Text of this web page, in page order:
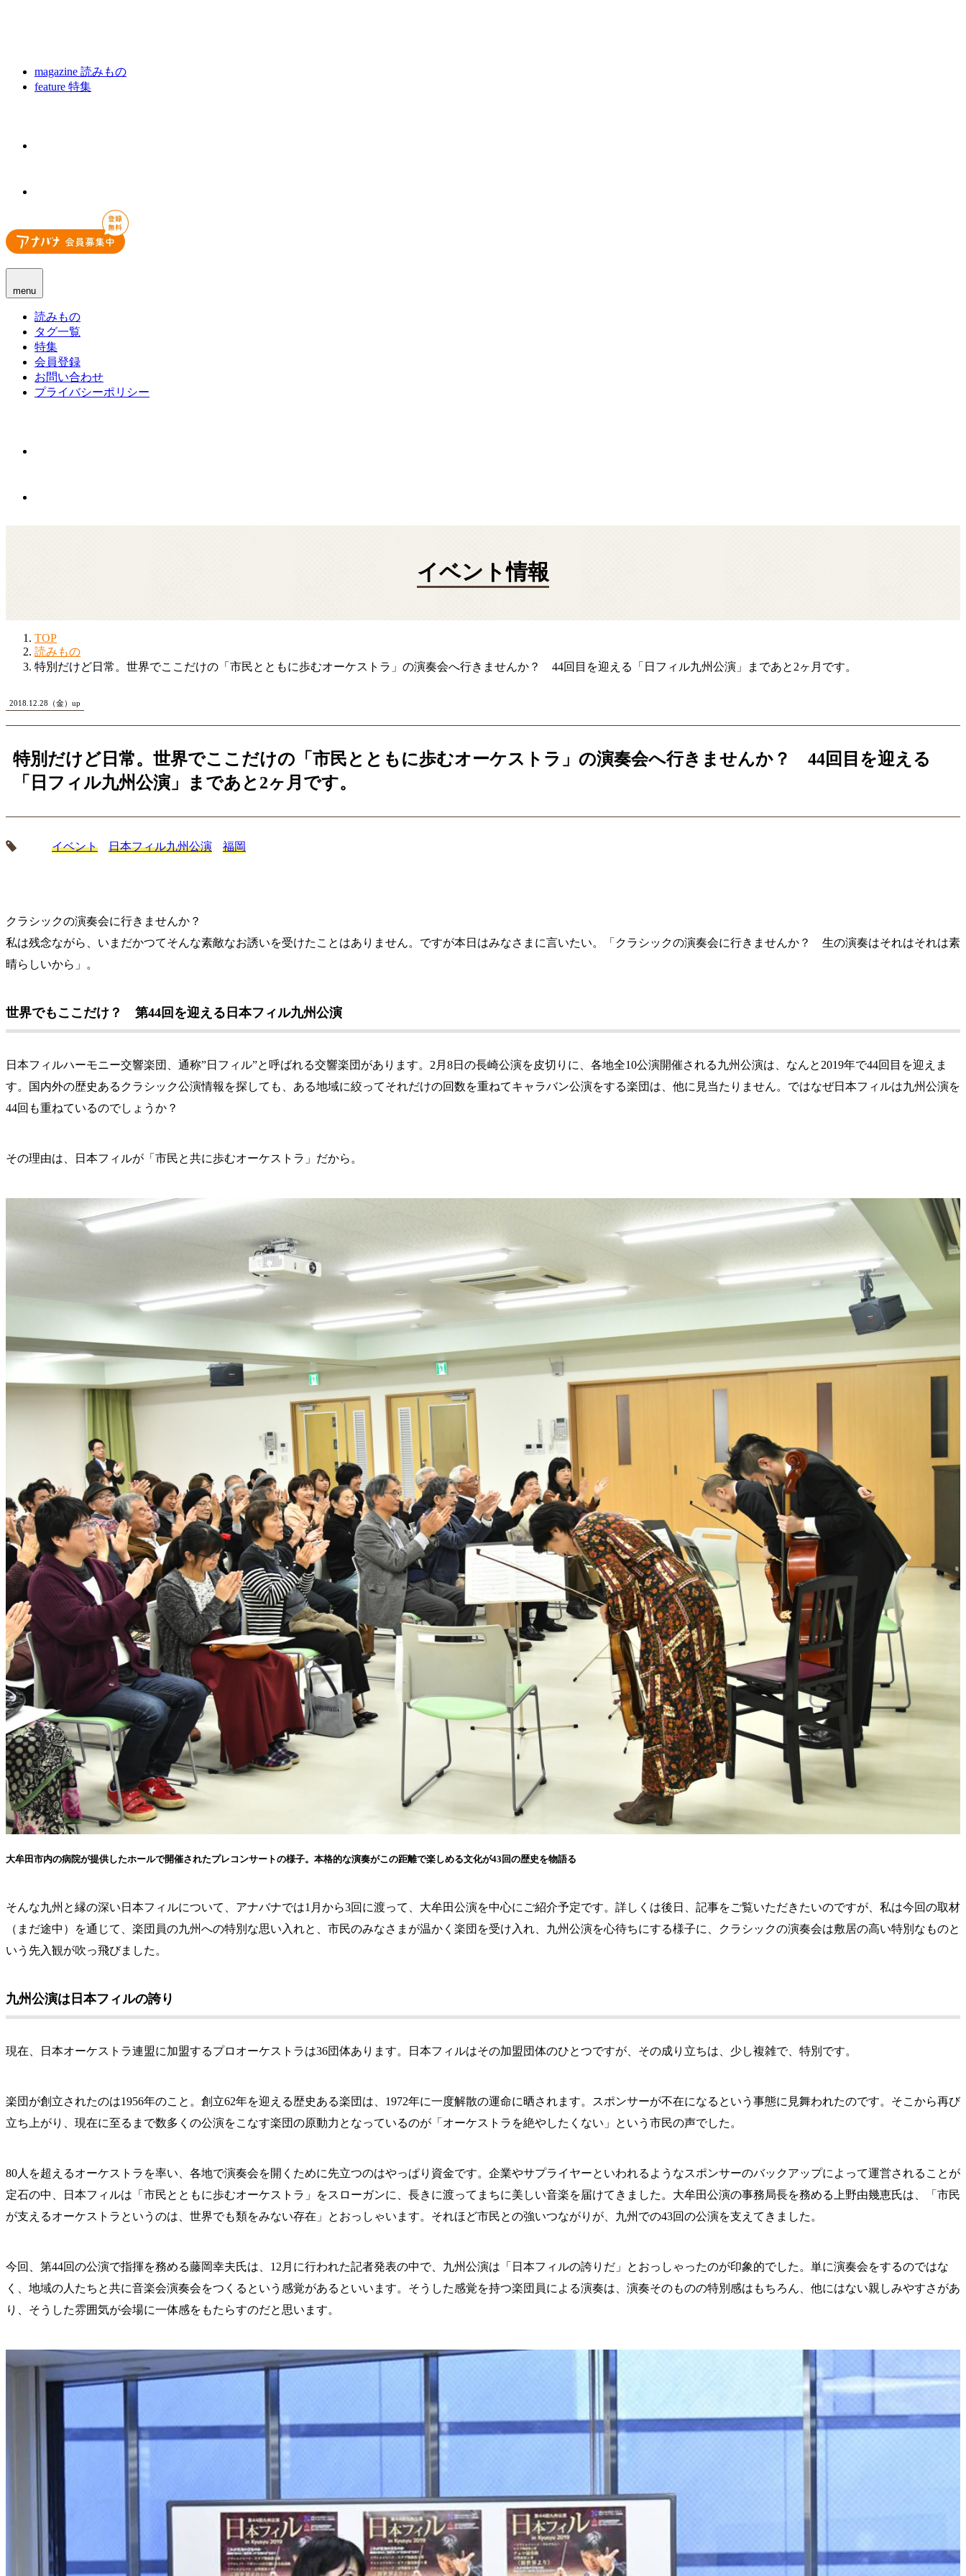
magazine 読みもの
feature 特集
menu
読みもの
タグ一覧
特集
会員登録
お問い合わせ
プライバシーポリシー
イベント情報
TOP
読みもの
特別だけど日常。世界でここだけの「市民とともに歩むオーケストラ」の演奏会へ行きませんか？ 44回目を迎える「日フィル九州公演」まであと2ヶ月です。
2018.12.28（金）up
特別だけど日常。世界でここだけの「市民とともに歩むオーケストラ」の演奏会へ行きませんか？ 44回目を迎える
「日フィル九州公演」まであと2ヶ月です。
イベント 日本フィル九州公演 福岡
クラシックの演奏会に行きませんか？
私は残念ながら、いまだかつてそんな素敵なお誘いを受けたことはありません。ですが本日はみなさまに言いたい。「クラシックの演奏会に行きませんか？ 生の演奏はそれはそれは素
晴らしいから」。
世界でもここだけ？ 第44回を迎える日本フィル九州公演
日本フィルハーモニー交響楽団、通称”日フィル”と呼ばれる交響楽団があります。2月8日の長崎公演を皮切りに、各地全10公演開催される九州公演は、なんと2019年で44回目を迎えま
す。国内外の歴史あるクラシック公演情報を探しても、ある地域に絞ってそれだけの回数を重ねてキャラバン公演をする楽団は、他に見当たりません。ではなぜ日本フィルは九州公演を
44回も重ねているのでしょうか？
その理由は、日本フィルが「市民と共に歩むオーケストラ」だから。
大牟田市内の病院が提供したホールで開催されたプレコンサートの様子。本格的な演奏がこの距離で楽しめる文化が43回の歴史を物語る
そんな九州と縁の深い日本フィルについて、アナバナでは1月から3回に渡って、大牟田公演を中心にご紹介予定です。詳しくは後日、記事をご覧いただきたいのですが、私は今回の取材
（まだ途中）を通じて、楽団員の九州への特別な思い入れと、市民のみなさまが温かく楽団を受け入れ、九州公演を心待ちにする様子に、クラシックの演奏会は敷居の高い特別なものと
いう先入観が吹っ飛びました。
九州公演は日本フィルの誇り
現在、日本オーケストラ連盟に加盟するプロオーケストラは36団体あります。日本フィルはその加盟団体のひとつですが、その成り立ちは、少し複雑で、特別です。
楽団が創立されたのは1956年のこと。創立62年を迎える歴史ある楽団は、1972年に一度解散の運命に晒されます。スポンサーが不在になるという事態に見舞われたのです。そこから再び
立ち上がり、現在に至るまで数多くの公演をこなす楽団の原動力となっているのが「オーケストラを絶やしたくない」という市民の声でした。
80人を超えるオーケストラを率い、各地で演奏会を開くために先立つのはやっぱり資金です。企業やサプライヤーといわれるようなスポンサーのバックアップによって運営されることが
定石の中、日本フィルは「市民とともに歩むオーケストラ」をスローガンに、長きに渡ってまちに美しい音楽を届けてきました。大牟田公演の事務局長を務める上野由幾恵氏は、「市民
が支えるオーケストラというのは、世界でも類をみない存在」とおっしゃいます。それほど市民との強いつながりが、九州での43回の公演を支えてきました。
今回、第44回の公演で指揮を務める藤岡幸夫氏は、12月に行われた記者発表の中で、九州公演は「日本フィルの誇りだ」とおっしゃったのが印象的でした。単に演奏会をするのではな
く、地域の人たちと共に音楽会演奏会をつくるという感覚があるといいます。そうした感覚を持つ楽団員による演奏は、演奏そのものの特別感はもちろん、他にはない親しみやすさがあ
り、そうした雰囲気が会場に一体感をもたらすのだと思います。